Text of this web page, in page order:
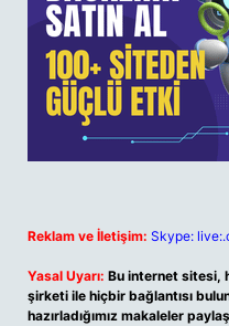
Reklam ve İletişim: Skype:
Yasal Uyarı: Bu internet sitesi,
şirketi ile hiçbir bağlantısı
hazırladığımız makaleler